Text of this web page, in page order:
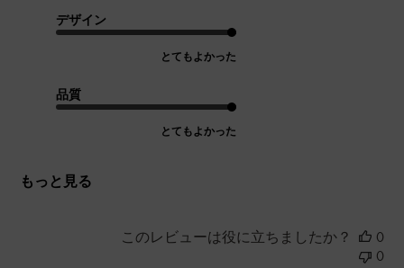
デザイン
とてもよかった
品質
とてもよかった
もっと見る
このレビューは役に立ちましたか？
0
0